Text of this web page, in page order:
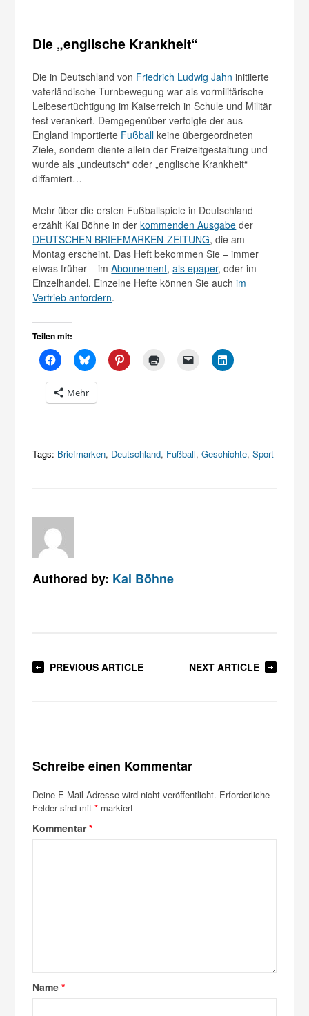
Die „englische Krankheit“
Die in Deutschland von Friedrich Ludwig Jahn initiierte
vaterländische Turnbewegung war als vormilitärische
Leibesertüchtigung im Kaiserreich in Schule und Militär
fest verankert. Demgegenüber verfolgte der aus
England importierte Fußball keine übergeordneten
Ziele, sondern diente allein der Freizeitgestaltung und
wurde als „undeutsch“ oder „englische Krankheit“
diffamiert…
Mehr über die ersten Fußballspiele in Deutschland
erzählt Kai Böhne in derkommenden Ausgabe der
DEUTSCHEN BRIEFMARKEN-ZEITUNG, die am
Montag erscheint. Das Heft bekommen Sie – immer
etwas früher – imAbonnement,als epaper, oder im
Einzelhandel. Einzelne Hefte können Sie auchim
Vertrieb anfordern.
Teilen mit:
Mehr
Tags: Briefmarken, Deutschland, Fußball,Geschichte,Sport
Authored by: Kai Böhne
PREVIOUS ARTICLE NEXT ARTICLE
Schreibe einen Kommentar
Deine E-Mail-Adresse wird nicht veröffentlicht. Erforderliche
Felder sind mit* markiert
Kommentar*
Name*